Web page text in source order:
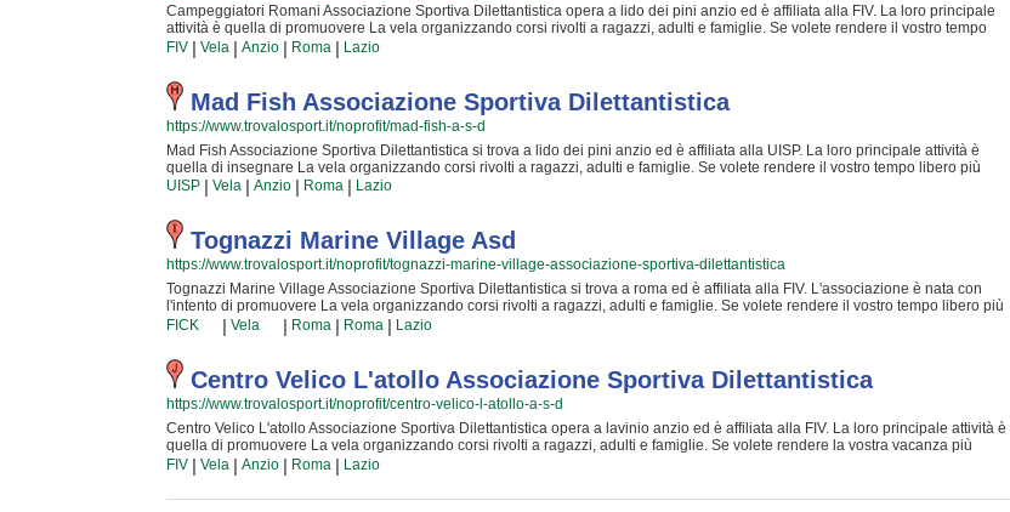
Campeggiatori Romani Associazione Sportiva Dilettantistica opera a lido dei pini anzio ed è affiliata alla FIV. La loro principale
attività è quella di promuovere La vela organizzando corsi rivolti a ragazzi, adulti e famiglie. Se volete rendere il vostro tempo
libero più interessante con un'attività un po' diversa dal solito è il caso di testare La vela. I loro istruttori amichevoli e
professionali si impegneranno al massimo per rendere la vostra esperienza ancora più divertente e stimolante con i loro corsi di
vela. Inserita da tempo nella comunità di lido dei pini anzio, Campeggiatori Romani Associazione Sportiva Dilettantistica è
famosa per rendere più movimentate le giornate di coloro che si preparano a concedersi qualche svago all'aria aperta e a
contatto con la natura. Se vuoi iscriverti o semplicemente informarti sui loro corsi puoi andare in sede o inviare un messaggio
cliccando sul bottone "Contattaci" presente nella pagina.
FIV | Vela | Anzio | Roma | Lazio
Mad Fish Associazione Sportiva Dilettantistica
https://www.trovalosport.it/noprofit/mad-fish-a-s-d
Mad Fish Associazione Sportiva Dilettantistica si trova a lido dei pini anzio ed è affiliata alla UISP. La loro principale attività è
quella di insegnare La vela organizzando corsi rivolti a ragazzi, adulti e famiglie. Se volete rendere il vostro tempo libero più
interessante con un'attività un po' diversa dal normale è il caso di provare La vela. I loro istruttori gentili e professionali si
impegneranno al massimo per rendere la vostra esperienza ancora più accattivante e stimolante con i loro corsi di vela. Inserita
da tempo nella comunità di lido dei pini anzio, Mad Fish Associazione Sportiva Dilettantistica è nota per rendere più
movimentate le giornate di coloro che si preparano a concedersi qualche svago all'aria aperta e a contatto con la natura. Se
vuoi iscriverti o semplicemente scoprire di più sui loro corsi puoi venire in sede o mandare un messaggio cliccando sul bottone
"Contattaci" presente nella pagina.
UISP | Vela | Anzio | Roma | Lazio
Tognazzi Marine Village Asd
https://www.trovalosport.it/noprofit/tognazzi-marine-village-associazione-sportiva-dilettantistica
Tognazzi Marine Village Associazione Sportiva Dilettantistica si trova a roma ed è affiliata alla FIV. L'associazione è nata con
l'intento di promuovere La vela organizzando corsi rivolti a ragazzi, adulti e famiglie. Se volete rendere il vostro tempo libero più
interessante con un'attività un po' diversa dal solito è il caso di testare La vela. I loro istruttori qualificati e professionali si
impegneranno al massimo per rendere la vostra esperienza ancora più particolare e stimolante con i loro corsi di vela. Inserita
da tempo nella comunità di roma, Tognazzi Marine Village Associazione Sportiva Dilettantistica è famosa per rendere più
movimentate le giornate di coloro che desiderano concedersi qualche svago all'aria aperta e a contatto con la natura. Se vuoi
iscriverti o semplicemente scoprire di più sui loro corsi puoi andare in sede o mandare un messaggio cliccando sul bottone
"Contattaci" presente nella pagina.
FICK | Vela | Roma | Roma | Lazio
Centro Velico L'atollo Associazione Sportiva Dilettantistica
https://www.trovalosport.it/noprofit/centro-velico-l-atollo-a-s-d
Centro Velico L'atollo Associazione Sportiva Dilettantistica opera a lavinio anzio ed è affiliata alla FIV. La loro principale attività è
quella di promuovere La vela organizzando corsi rivolti a ragazzi, adulti e famiglie. Se volete rendere la vostra vacanza più
interessante con un'attività un po' diversa dal normale è il caso di testare La vela. I loro istruttori amichevoli e professionali si
impegneranno al massimo per rendere la vostra esperienza ancora più particolare e stimolante con i loro corsi di vela. Inserita
da tempo nella comunità di lavinio anzio, Centro Velico L'atollo Associazione Sportiva Dilettantistica è famosa per rendere più
FIV | Vela | Anzio | Roma | Lazio